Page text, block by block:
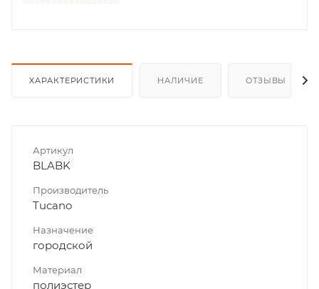
ХАРАКТЕРИСТИКИ НАЛИЧИЕ ОТЗЫВЫ
Артикул
BLABK
Производитель
Tucano
Назначение
городской
Материал
полиэстер